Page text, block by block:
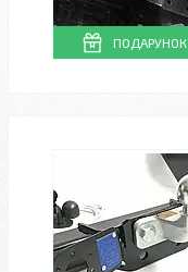
ПОДАРУНОК